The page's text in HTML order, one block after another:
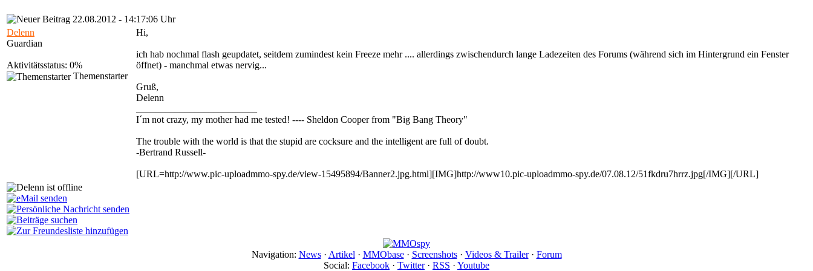
22.08.2012 - 14:17:06 Uhr
Delenn
Guardian
Aktivitätsstatus: 0%
Themenstarter
Hi,
ich hab nochmal flash geupdatet, seitdem zumindest kein Freeze mehr .... allerdings zwischendurch lange Ladezeiten des Forums (während sich im Hintergrund ein Fenster
öffnet) - manchmal etwas nervig...
Gruß,
Delenn
I´m not crazy, my mother had me tested! ---- Sheldon Cooper from "Big Bang Theory"
The trouble with the world is that the stupid are cocksure and the intelligent are full of doubt.
-Bertrand Russell-
[URL=http://www.pic-uploadmmo-spy.de/view-15495894/Banner2.jpg.html][IMG]http://www10.pic-uploadmmo-spy.de/07.08.12/51fkdru7hrrz.jpg[/IMG][/URL]
Navigation: News· Artikel · MMObase· Screenshots· Videos & Trailer· Forum
Social: Facebook · Twitter· RSS · Youtube